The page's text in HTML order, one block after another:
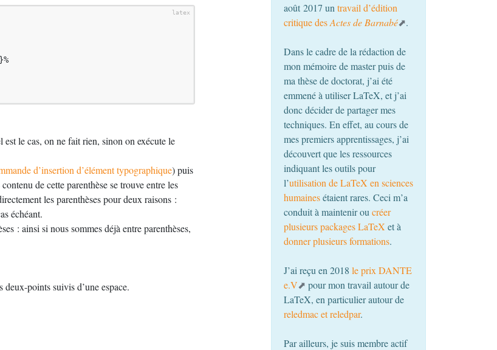
est le cas, on ne fait rien, sinon on exécute le
d’insertion d’élément typographique) puis
de cette parenthèse se trouve entre les
les parenthèses pour deux raisons :
échéant.
: ainsi si nous sommes déjà entre parenthèses,
deux-points suivis d’une espace.
août 2017 un travail d’édition
critique desActes de Barnabé .
Dans le cadre de la rédaction de
mon mémoire de master puis de
ma thèse de doctorat, j’ai été
emmené à utiliser LaTeX, et j’ai
donc décider de partager mes
techniques. En effet, au cours de
mes premiers apprentissages, j’ai
découvert que les ressources
indiquant les outils pour
l’utilisation de LaTeX en sciences
humainesétaient rares. Ceci m’a
conduit à maintenir ou créer
plusieurs packages LaTeX et à
donner plusieurs formations.
J’ai reçu en 2018 le prix DANTE
e.V
pour mon travail autour de
LaTeX, en particulier autour de
reledmac et reledpar.
Par ailleurs, je suis membre actif